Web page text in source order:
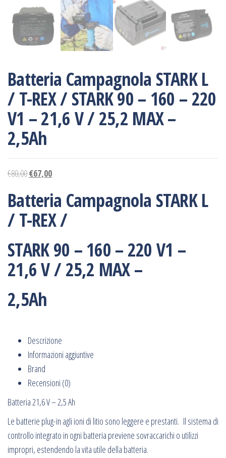
Batteria Campagnola STARK L
/ T-REX / STARK 90 – 160 – 220
V1 – 21,6 V / 25,2 MAX –
2,5Ah
€80,00€67,00
Batteria Campagnola STARK L
/ T-REX /
STARK 90 – 160 – 220 V1 –
21,6 V / 25,2 MAX –
2,5Ah
Descrizione
Informazioni aggiuntive
Brand
Recensioni (0)
Batteria 21,6 V – 2,5 Ah
Le batterie plug-in agli ioni di litio sono leggere e prestanti. Il sistema di
controllo integrato in ogni batteria previene sovraccarichi o utilizzi
impropri, estendendo la vita utile della batteria.